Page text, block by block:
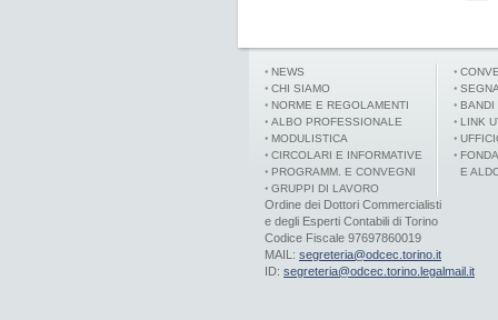
NEWS
CHI SIAMO
NORME E REGOLAMENTI
ALBO PROFESSIONALE
MODULISTICA
CIRCOLARI E INFORMATIVE
PROGRAMM. E CONVEGNI
GRUPPI DI LAVORO
BANDI
LINK
E
Ordine dei Dottori Commercialisti
e degli Esperti Contabili di Torino
Codice Fiscale 97697860019
MAIL: segreteria@odcec.torino.it
ID: segreteria@odcec.torino.legalmail.it